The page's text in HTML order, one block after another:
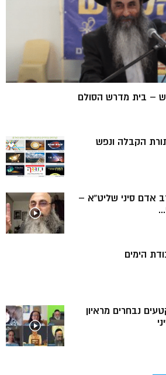
– בית מדרש הסולם
הקבלה ונפש
אדם סיני שליט”א –
הימים
נבחרים מראיון